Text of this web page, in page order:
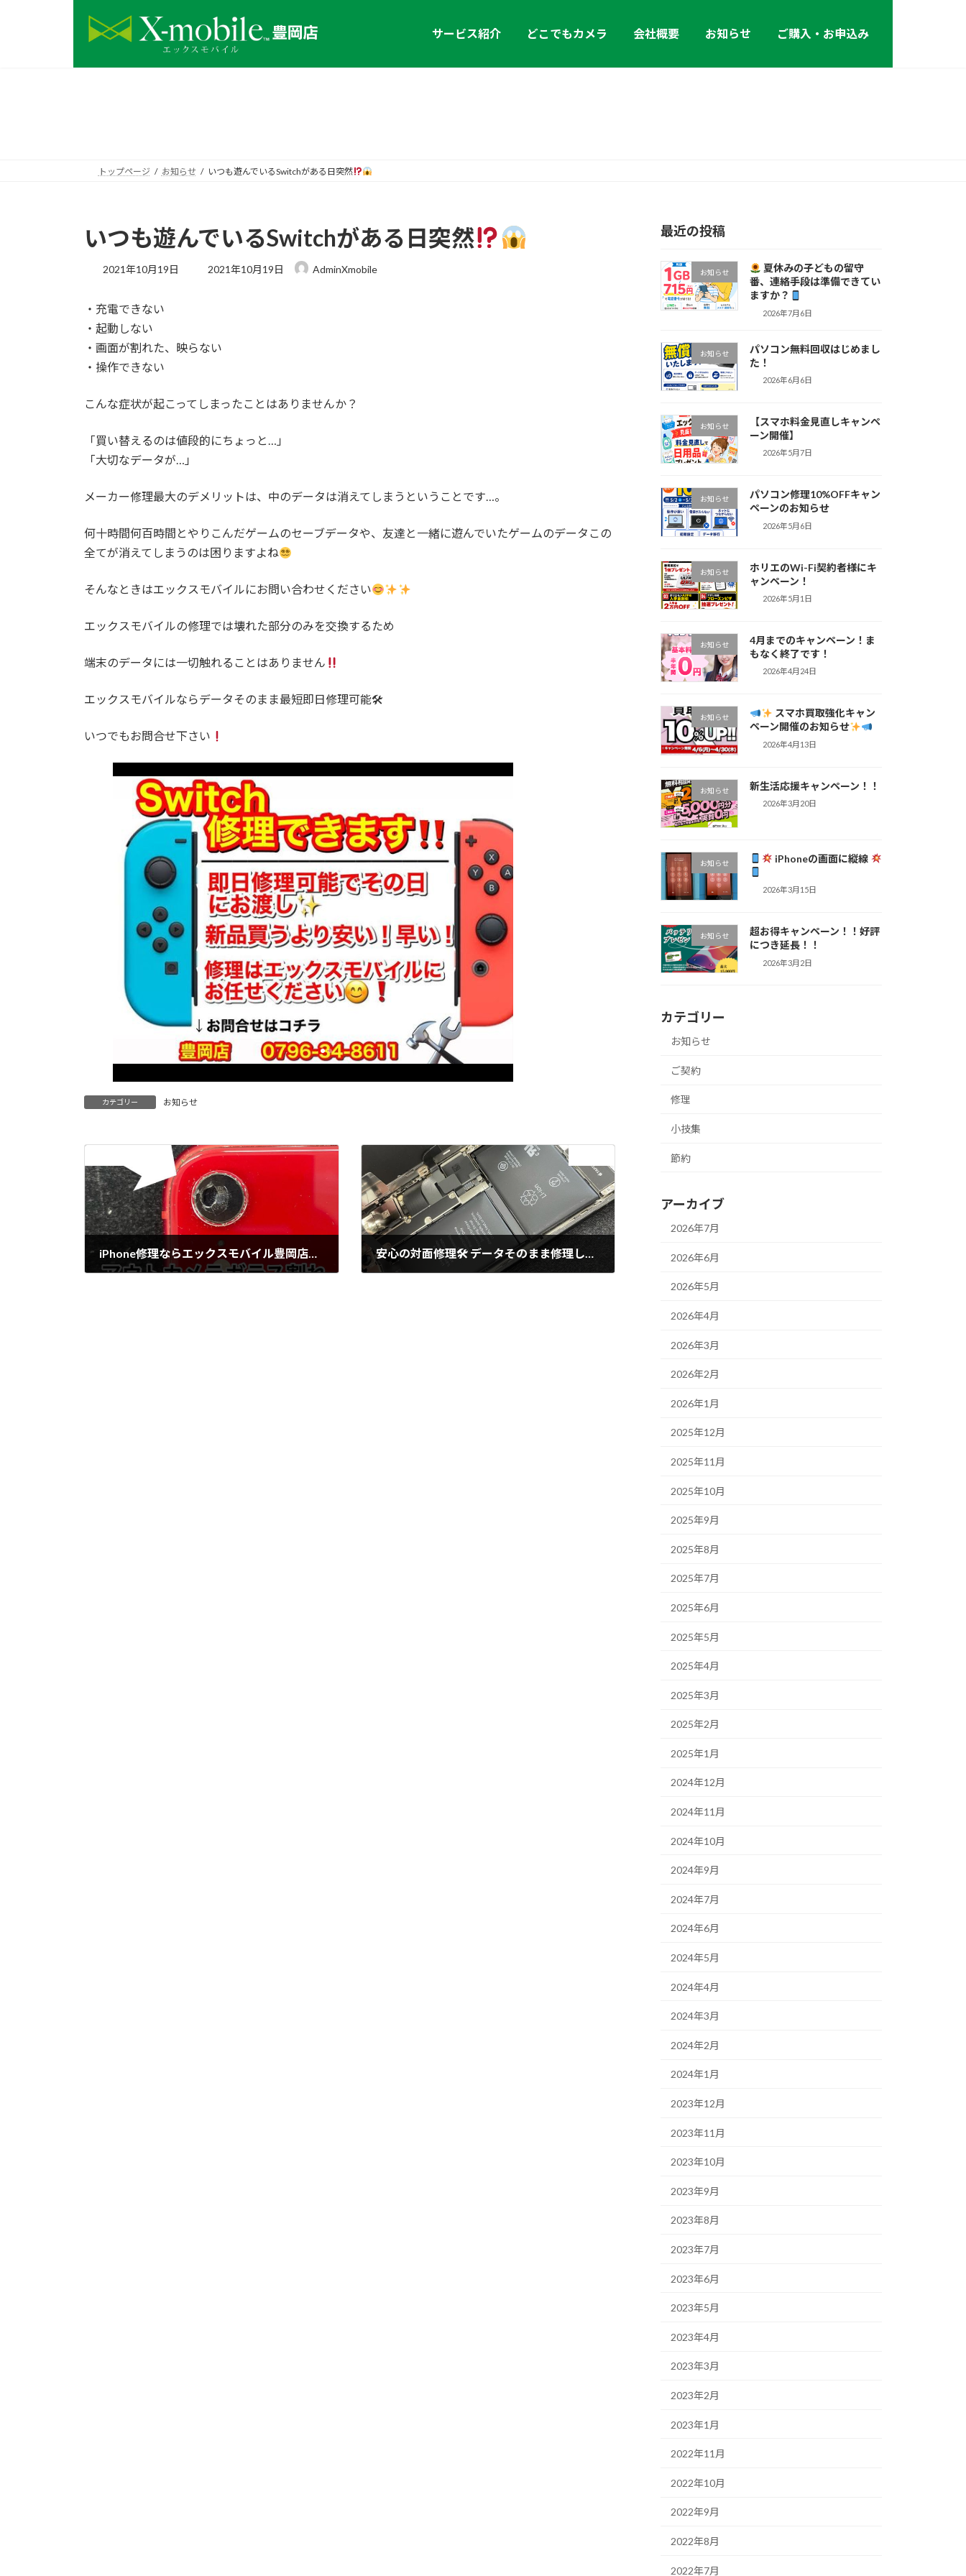
サービス紹介 どこでもカメラ 会社概要 お知らせ ご購入・お申込み
トップページ お知らせ いつも遊んでいるSwitchがある日突然
いつも遊んでいるSwitchがある日突然
2021年10月19日
最
:
2021年10月19日 AdminXmobile
・充電できない
・起動しない
・画面が割れた、映らない
・操作できない
こんな症状が起こってしまったことはありませんか？
「買い替えるのは値段的にちょっと…」
「大切なデータが…」
メーカー修理最大のデメリットは、中のデータは消えてしまうということです…。
何十時間何百時間とやりこんだゲームのセーブデータや、友達と一緒に遊んでいたゲームのデータこの
全てが消えてしまうのは困りますよね
そんなときはエックスモバイルにお問い合わせください
エックスモバイルの修理では壊れた部分のみを交換するため
端末のデータには一切触れることはありません
エックスモバイルならデータそのまま最短即日修理可能🛠
いつでもお問合せ下さい
カテゴリー お知らせ
iPhone修理ならエックスモバイル豊岡店へ🛠 安心の対面修理🛠 データそのまま修理します
最近の投稿
お知らせ
夏休みの子どもの留守
番、連絡手段は準備できてい
ますか？
2026年7月6日
お知らせ
パソコン無料回収はじめまし
た！
2026年6月6日
お知らせ
【スマホ料金見直しキャンペ
ーン開催】
2026年5月7日
お知らせ
パソコン修理10%OFFキャン
ペーンのお知らせ
2026年5月6日
お知らせ
ホリエのWi-Fi契約者様にキ
ャンペーン！
2026年5月1日
お知らせ
4月までのキャンペーン！ま
もなく終了です！
2026年4月24日
お知らせ
スマホ買取強化キャン
ペーン開催のお知らせ
2026年4月13日
お知らせ 新生活応援キャンペーン！！
2026年3月20日
お知らせ iPhoneの画面に縦線
2026年3月15日
お知らせ
超お得キャンペーン！！好評
につき延長！！
2026年3月2日
カテゴリー
お知らせ
ご契約
修理
小技集
節約
アーカイブ
2026年7月
2026年6月
2026年5月
2026年4月
2026年3月
2026年2月
2026年1月
2025年12月
2025年11月
2025年10月
2025年9月
2025年8月
2025年7月
2025年6月
2025年5月
2025年4月
2025年3月
2025年2月
2025年1月
2024年12月
2024年11月
2024年10月
2024年9月
2024年7月
2024年6月
2024年5月
2024年4月
2024年3月
2024年2月
2024年1月
2023年12月
2023年11月
2023年10月
2023年9月
2023年8月
2023年7月
2023年6月
2023年5月
2023年4月
2023年3月
2023年2月
2023年1月
2022年11月
2022年10月
2022年9月
2022年8月
2022年7月